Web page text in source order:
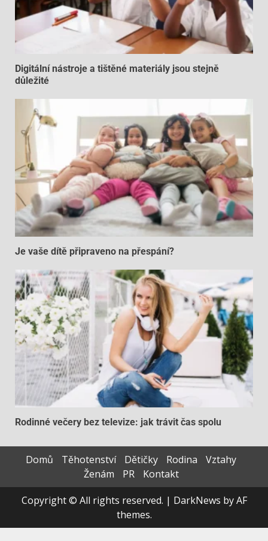
Digitální nástroje a tištěné materiály jsou stejně
důležité
Je vaše dítě připraveno na přespání?
Rodinné večery bez televize: jak trávit čas spolu
Domů Těhotenství Dětičky Rodina
Vztahy
Ženám
PR
Kontakt
Copyright © All rights reserved. | DarkNews by AF
themes.